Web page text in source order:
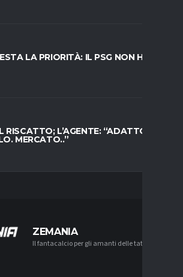
LA PRIORITÀ: IL PSG NON HA IL
RISCATTO; L’AGENTE: “ADATTO AL
MERCATO..”
ZEMANIA
Il fantacalcio per gli amanti delle tattiche